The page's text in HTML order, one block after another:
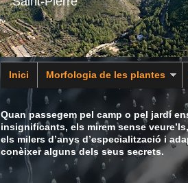
Inici Morfologia de les plantes
Animalia
Quan passegem pel camp o pel jardí
insignificants, els mirem sense
els milers d’anys d’especialització i
conèixer alguns dels seus secrets.